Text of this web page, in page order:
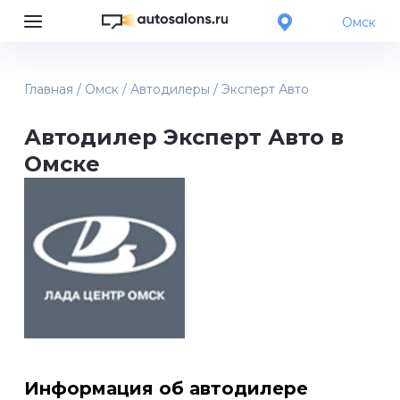
Главная / Омск / Автодилеры / Эксперт Авто
Омск
Автодилер Эксперт Авто в
Омске
Информация об автодилере